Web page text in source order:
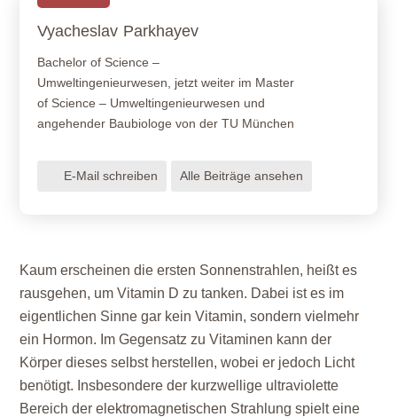
Vyacheslav Parkhayev
Bachelor of Science –
Umweltingenieurwesen, jetzt weiter im Master
of Science – Umweltingenieurwesen und
angehender Baubiologe von der TU München
E-Mail schreiben Alle Beiträge ansehen
Kaum erscheinen die ersten Sonnenstrahlen, heißt es
rausgehen, um Vitamin D zu tanken. Dabei ist es im
eigentlichen Sinne gar kein Vitamin, sondern vielmehr
ein Hormon. Im Gegensatz zu Vitaminen kann der
Körper dieses selbst herstellen, wobei er jedoch Licht
benötigt. Insbesondere der kurzwellige ultraviolette
Bereich der elektromagnetischen Strahlung spielt eine